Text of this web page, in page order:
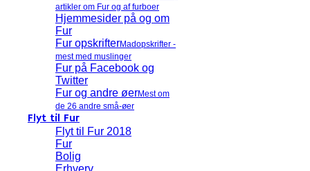
artikler om Fur og af furboer
Hjemmesider på og om
Fur
Fur opskrifterMadopskrifter -
mest med muslinger
Fur på Facebook og
Twitter
Fur og andre øerMest om
de 26 andre små-øer
Flyt til Fur
Flyt til Fur 2018
Fur
Bolig
Erhverv